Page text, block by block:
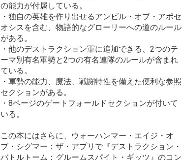
の能力が付属している。
・独自の英雄を作り出せるアンビル・オブ・アポセ
オシスを含む、物語的なグローリーへの道のルール
がある。
・他のデストラクション軍に追加できる、2つのテ
ーマ別有名軍勢と2つの有名連隊のルールが含まれ
ている。
・軍勢の能力、魔法、戦闘特性を備えた便利な参照
セクションがある。
・8ページのゲートフォールドセクションが付いて
いる。
この本にはさらに、ウォーハンマー・エイジ・オ
ブ・シグマー：ザ・アプリで『デストラクション・
バトルトーム：グルームスパイト・ギッツ』のコン